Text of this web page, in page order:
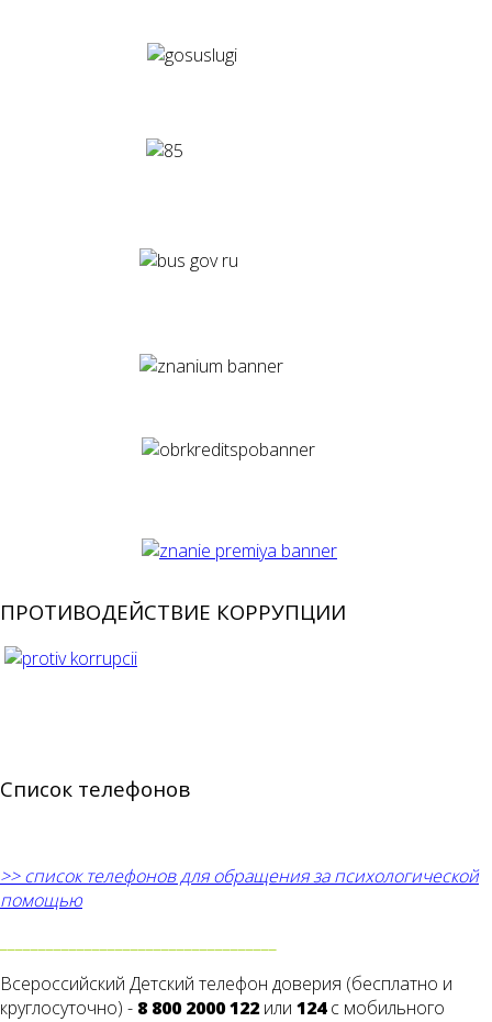
ПРОТИВОДЕЙСТВИЕ КОРРУПЦИИ
Список телефонов
>> список телефонов для обращения за психологической
помощью
Всероссийский Детский телефон доверия (бесплатно и
круглосуточно) - 8 800 2000 122или 124с мобильного